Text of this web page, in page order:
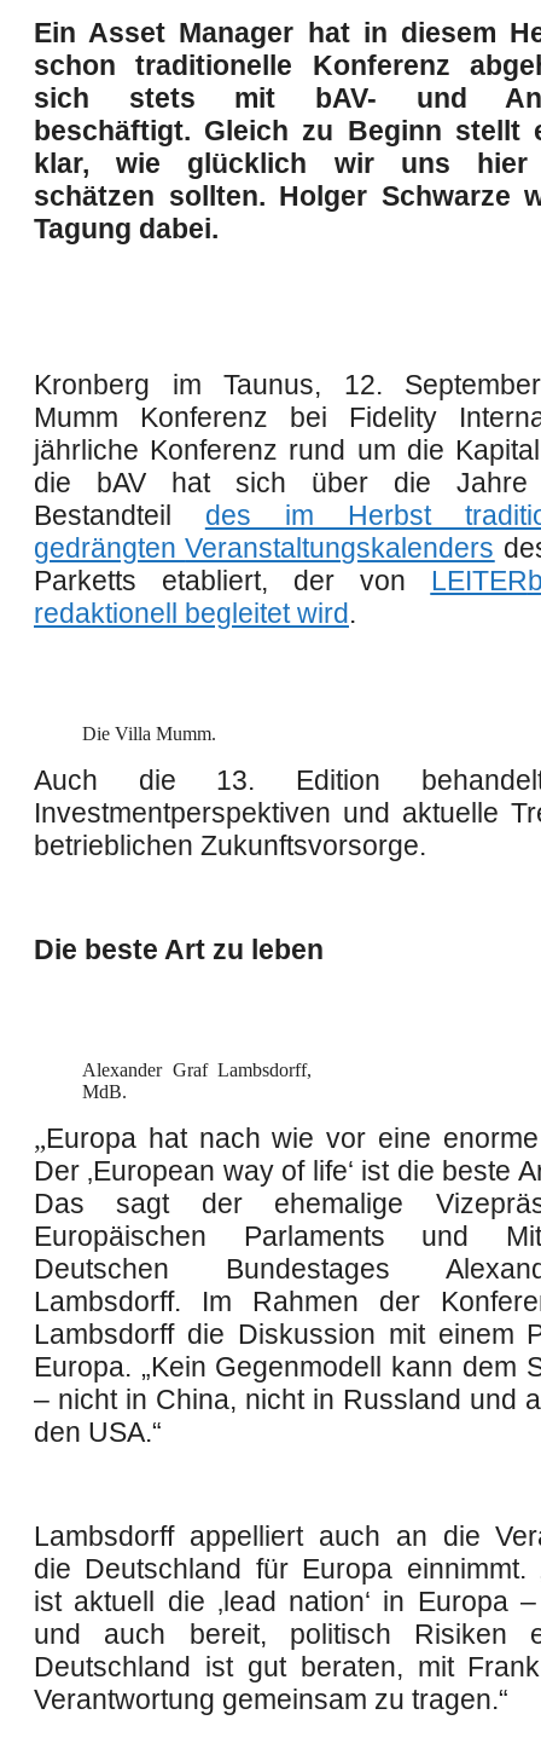
Ein Asset Manager hat in diesem
schon traditionelle Konferenz
sich stets mit bAV- und
beschäftigt. Gleich zu Beginn stellt
klar, wie glücklich wir uns hier
schätzen sollten. Holger Schwarze
Tagung dabei.
Kronberg im Taunus, 12.
Mumm Konferenz bei Fidelity
jährliche Konferenz rund um die
die bAV hat sich über die Jahre
Bestandteil des im Herbst
gedrängtenVeranstaltungskalenders
Parketts etabliert, der von LEITER
redaktionell begleitet wird.
Die Villa Mumm.
Auch die 13. Edition
Investmentperspektiven und aktuelle
betrieblichen Zukunftsvorsorge.
Die beste Art zu leben
Alexander Graf Lambsdorff,
MdB.
„Europa hat nach wie vor eine
Der ‚European way of life‘ ist die beste
Das sagt der ehemalige
Europäischen Parlaments und
Deutschen Bundestages
Lambsdorff. Im Rahmen der
Lambsdorff die Diskussion mit einem
Europa. „Kein Gegenmodell kann dem
– nicht in China, nicht in Russland und
den USA.“
Lambsdorff appelliert auch an die
die Deutschland für Europa einnimmt.
ist aktuell die ‚lead nation‘ in Europa
und auch bereit, politisch Risiken
Deutschland ist gut beraten, mit
Verantwortung gemeinsam zu tragen.“